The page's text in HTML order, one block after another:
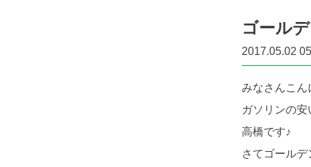
ゴール
2017.05.02
みなさんこん
ガソリンの安
高橋です♪
さてゴールデ